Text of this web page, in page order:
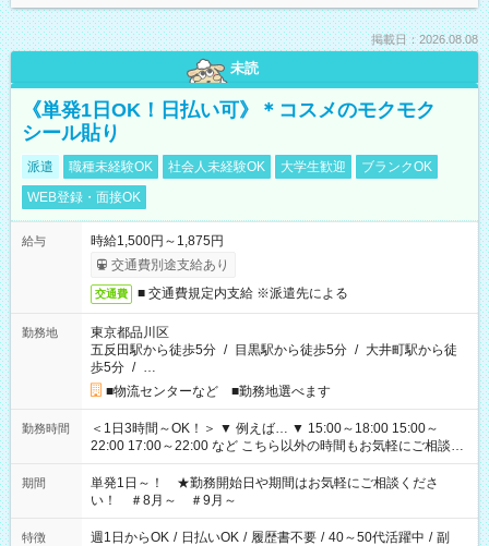
掲載日：2026.08.08
未読
《単発1日OK！日払い可》＊コスメのモクモク
シール貼り
派遣 職種未経験OK 社会人未経験OK 大学生歓迎
ブランクOK
WEB登録・面接OK
給与
時給1,500円～1,875円
交通費別途支給あり
交通費 ■ 交通費規定内支給 ※派遣先による
勤務地
東京都品川区
五反田駅から徒歩5分 / 目黒駅から徒歩5分 / 大井町駅から徒
歩5分 / …
■物流センターなど ■勤務地選べます
勤務時間
＜1日3時間～OK！＞ ▼ 例えば… ▼ 15:00～18:00 15:00～
22:00 17:00～22:00 など こちら以外の時間もお気軽にご相談く
ださい！
期間
単発1日～！ ★勤務開始日や期間はお気軽にご相談くださ
い！ ＃8月～ ＃9月～
特徴 週1日からOK / 日払いOK / 履歴書不要 / 40～50代活躍中 / 副